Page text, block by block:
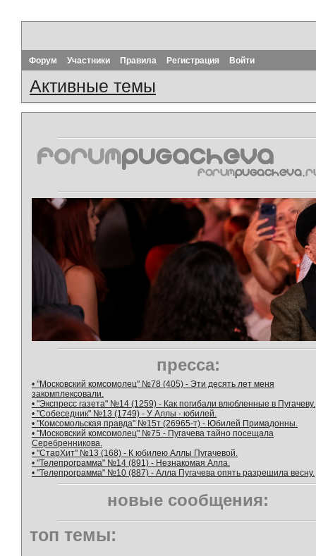
Форум Участники Правила Регистрация Войти
Активные темы
пресса:
• "Московский комсомолец" №78 (405) - Эти десять лет меня
закомплексовали.
• "Экспресс газета" №14 (1259) - Как погибали влюбленные в Пугачеву.
• "Собеседник" №13 (1749) - У Аллы - юбилей.
• "Комсомольская правда" №15т (26965-т) - Юбилей Примадонны.
• "Московский комсомолец" №75 - Пугачева тайно посещала
Серебренникова.
• "СтарХит" №13 (168) - К юбилею Аллы Пугачевой.
• "Телепрограмма" №14 (891) - Незнакомая Алла.
• "Телепрограмма" №10 (887) - Алла Пугачева опять разрешила весну.
новые сообщения:
топ темы: